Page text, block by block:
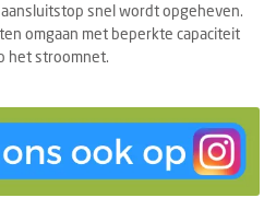
snel wordt opgeheven.
omgaan met beperkte capaciteit
het stroomnet.